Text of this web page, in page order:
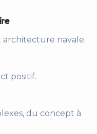
navale.
positif.
du concept à